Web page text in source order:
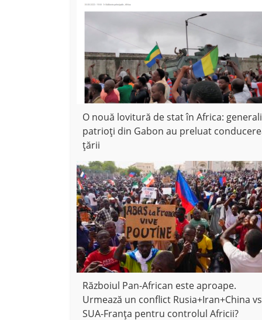
O nouă lovitură de stat în Africa:
patrioți din Gabon au preluat
țării
Războiul Pan-African este aproape.
Urmează un conflict Rusia+Iran+China vs
SUA-Franța pentru controlul Africii?